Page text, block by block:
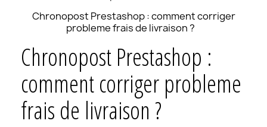
Chronopost Prestashop : comment corriger
probleme frais de livraison ?
Chronopost Prestashop :
comment corriger probleme
frais de livraison ?